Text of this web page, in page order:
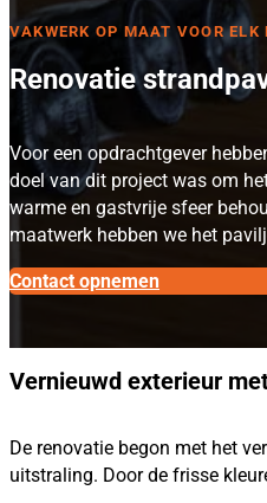
Renovatie
Voor een opdrachtgever
doel van dit project was om
warme en gastvrije sfeer
maatwerk hebben we het
VAKWERK OP MAAT VOOR ELK
Contact opnemen
Vernieuwd exterieur
De renovatie begon met het
uitstraling. Door de frisse